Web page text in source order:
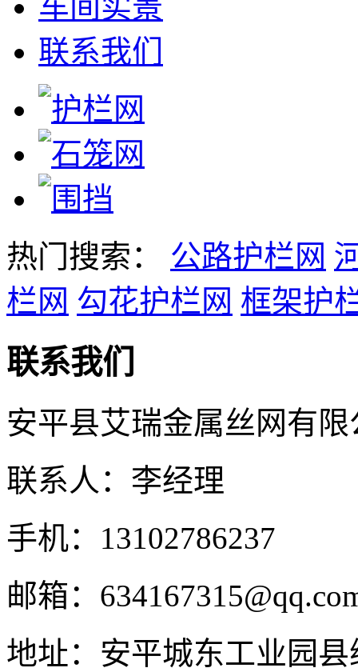
联系我们
热门搜索： 公路护栏网
栏网 勾花护栏网 框架护
联系我们
安平县艾瑞金属丝网有限
联系人：李经理
手机：13102786237
邮箱：
地址：安平城东工业园县